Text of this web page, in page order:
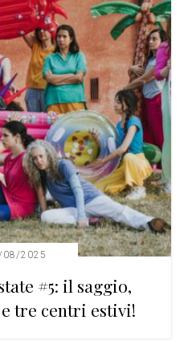
08/2025
#5: il saggio,
tre centri estivi!